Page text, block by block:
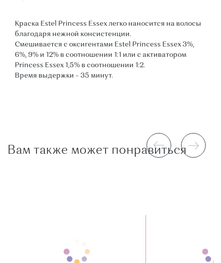
Краска Estel Princess Essex легко наносится на волосы
благодаря нежной консистенции.
Смешивается с оксигентами Estel Princess Essex 3%,
6%, 9% и 12% в соотношении 1:1 или с активатором
Princess Essex 1,5% в соотношении 1:2.
Время выдержки – 35 минут.
Вам также может понравиться